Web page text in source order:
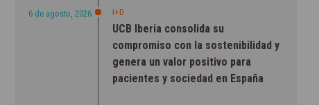
6 de agosto, 2026 I+D
UCB Iberia consolida su
compromiso con la sostenibilidad y
genera un valor positivo para
pacientes y sociedad en España